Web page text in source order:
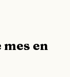
en